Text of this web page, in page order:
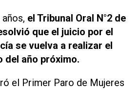
el Tribunal Oral N°2 de
que el juicio por el
se vuelva a realizar el
del año próximo.
el Primer Paro de Mujeres